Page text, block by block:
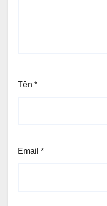
Tên *
Email *